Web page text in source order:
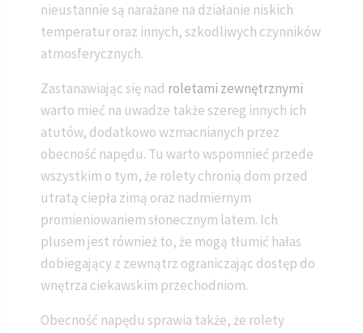
nieustannie są narażane na działanie niskich
temperatur oraz innych, szkodliwych czynników
atmosferycznych.
Zastanawiając się nad roletami zewnętrznymi
warto mieć na uwadze także szereg innych ich
atutów, dodatkowo wzmacnianych przez
obecność napędu. Tu warto wspomnieć przede
wszystkim o tym, że rolety chronią dom przed
utratą ciepła zimą oraz nadmiernym
promieniowaniem słonecznym latem. Ich
plusem jest również to, że mogą tłumić hałas
dobiegający z zewnątrz ograniczając dostęp do
wnętrza ciekawskim przechodniom.
Obecność napędu sprawia także, że rolety